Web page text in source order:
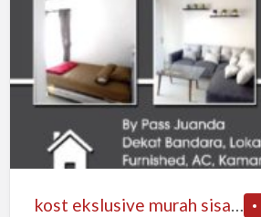
4
kamar
kost ekslusive murah sisa 4 kamar saja !!!!